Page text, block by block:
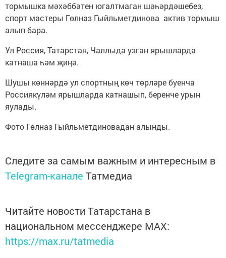
тормышка мәхәббәтен югалтмаган шәһәрдәшебез,
спорт мастеры Гөлназ Гыйльметдинова актив тормыш
алып бара.
Ул Россия, Татарстан, Чаллыда узган ярышларда
катнаша һәм җиңә.
Шушы көннәрдә ул спортның көч төрләре буенча
Россиякүләм ярышларда катнашып, беренче урын
яулады.
Фото Гөлназ Гыйльметдиновадан алынды.
Следите за самым важным и интересным в
Telegram-канале Татмедиа
Читайте новости Татарстана в
национальном мессенджере MАХ:
https://max.ru/tatmedia